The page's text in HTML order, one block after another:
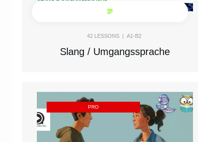
42LESSONS | A1-B2
Slang / Umgangssprache
PRO